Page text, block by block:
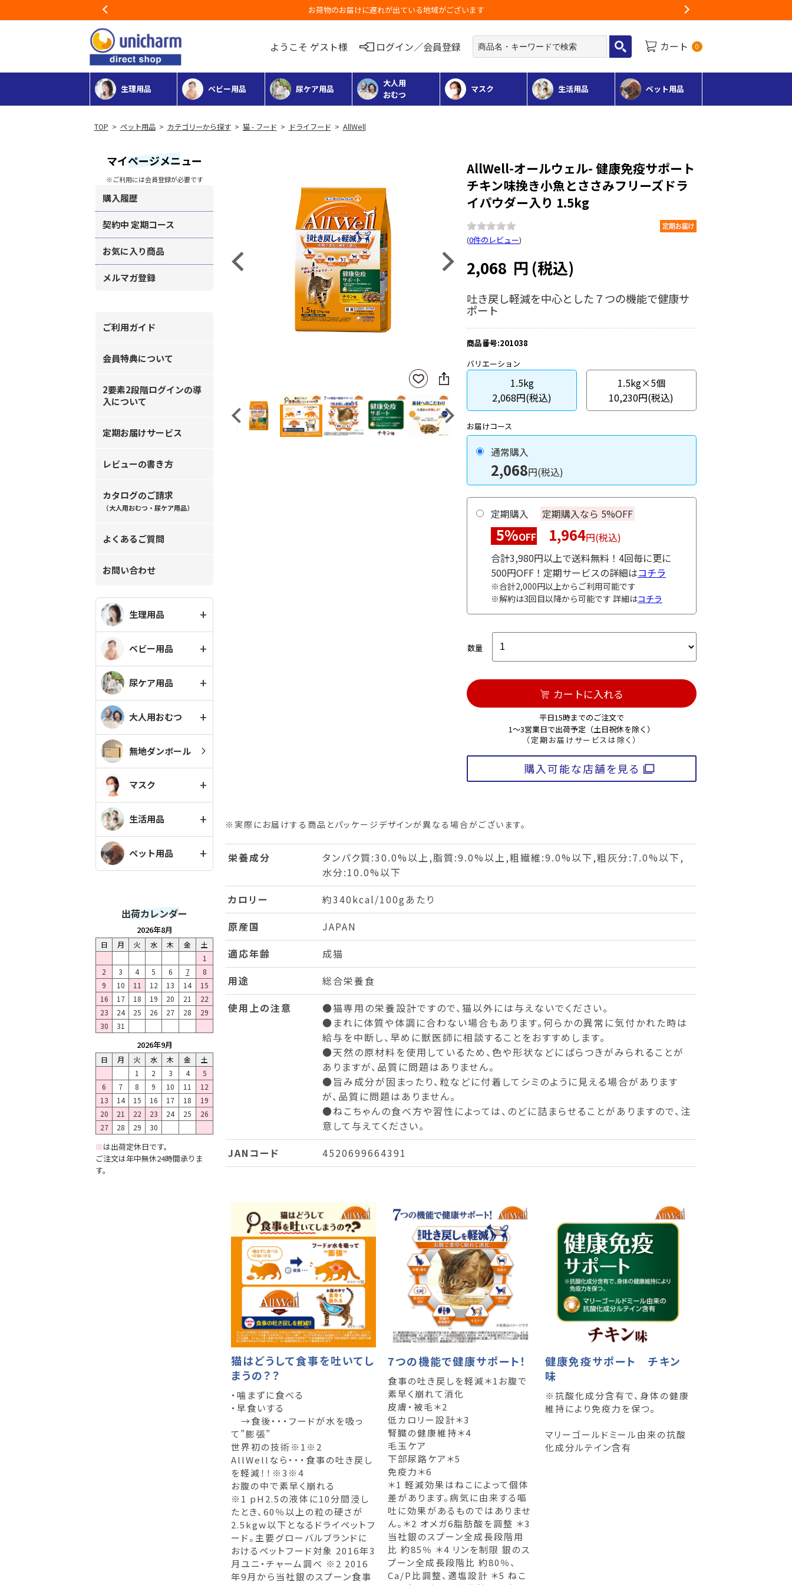
お荷物のお届けに遅れが出ている地域がございます
ようこそ ゲスト様 ログイン／会員登録 カート 0
生理用品 ベビー用品 尿ケア用品
大人用
おむつ
マスク 生活用品 ペット用品
> ペット用品> カテゴリーから探す> 猫 - フード > ドライフード > AllWell
マイページメニュー
※ご利用には会員登録が必要です
購入履歴
契約中 定期コース
お気に入り商品
メルマガ登録
ご利用ガイド
会員特典について
2要素2段階ログインの導
入について
定期お届けサービス
レビューの書き方
カタログのご請求
（大人用おむつ・尿ケア用品）
よくあるご質問
お問い合わせ
生理用品
ベビー用品
尿ケア用品
大人用おむつ
無地ダンボール
マスク
生活用品
ペット用品
出荷カレンダー
2026年8月
日 月 火 水 木 金
土
1
2
3 4 5 6 7
8
9
10 11 12 13 14
15
16
17 18 19 20 21
22
23
24 25 26 27 28
29
30
31
2026年9月
日 月 火 水 木 金
土
1
2 3 4
5
6
7 8 9 10 11
12
13
14 15 16 17 18
19
20
21 22 23 24 25
26
27
28 29 30
■は出荷定休日です。
ご注文は年中無休24時間承りま
す。
Previous Next
お気
に入
登録
SNS
に
シ
ェ
ア
Previous Next
AllWell-オールウェル- 健康免疫サポート
チキン味挽き小魚とささみフリーズドラ
イパウダー入り 1.5kg
(0件のレビュー)
2,068 円 (税込)
吐き戻し軽減を中心とした７つの機能で健康サ
ポート
商品番号:201038
バリエーション
1.5kg
2,068円(税込)
1.5kg×5個
10,230円(税込)
お届けコース
通常購入
2,068円(税込)
定期購入 定期購入なら 5%OFF
5%OFF 1,964円(税込)
合計3,980円以上で送料無料！4回毎に更に
500円OFF！定期サービスの詳細はコチラ
※合計2,000円以上からご利用可能です
※解約は3回目以降から可能です 詳細はコチラ
数量
カートに入れる
平日15時までのご注文で
1～3営業日で出荷予定（土日祝休を除く）
（定期お届けサービスは除く）
購入可能な店舗を見る
※実際にお届けする商品とパッケージデザインが異なる場合がございます。
栄養成分
タンパク質:30.0%以上,脂質:9.0%以上,粗繊維:9.0%以下,粗灰分:7.0%以下,
水分:10.0%以下
カロリー
約340kcal/100gあたり
原産国
JAPAN
適応年齢
成猫
用途
総合栄養食
使用上の注意
●猫専用の栄養設計ですので、猫以外には与えないでください。
●まれに体質や体調に合わない場合もあります。何らかの異常に気付かれた時は
給与を中断し、早めに獣医師に相談することをおすすめします。
●天然の原材料を使用しているため、色や形状などにばらつきがみられることが
ありますが、品質に問題はありません。
●旨み成分が固まったり、粒などに付着してシミのように見える場合があります
が、品質に問題はありません。
●ねこちゃんの食べ方や習性によっては、のどに詰まらせることがありますので、注
意して与えてください。
JANコード
4520699664391
猫はどうして食事を吐いてし
まうの？？
・噛まずに食べる
・早食いする
→食後・・・フードが水を吸っ
て”膨張”
世界初の技術※1※2
AllWellなら・・・食事の吐き戻し
を軽減！！※3※4
お腹の中で素早く崩れる
※1 pH2.5の液体に10分間浸し
たとき、60％以上の粒の硬さが
2.5kgw以下となるドライペットフ
ード。主要グローバルブランドに
おけるペットフード対象 2016年3
月ユニ・チャーム調べ ※2 2016
年9月から当社銀のスプーン食事
7つの機能で健康サポート！
食事の吐き戻しを軽減＊1お腹で
素早く崩れて消化
皮膚・被毛＊2
低カロリー設計＊3
腎臓の健康維持＊4
毛玉ケア
下部尿路ケア＊5
免疫力＊6
＊1 軽減効果はねこによって個体
差があります。病気に由来する嘔
吐に効果があるものではありませ
ん。＊2 オメガ6脂肪酸を調整 ＊3
当社銀のスプーン全成長段階用
比 約85％ ＊4 リンを制限 銀のス
プーン全成長段階比 約80％、
Ca/P比調整、適塩設計 ＊5 ねこ
健康免疫サポート チキン
味
※抗酸化成分含有で、身体の健康
維持により免疫力を保つ。
マリーゴールドミール由来の抗酸
化成分ルテイン含有